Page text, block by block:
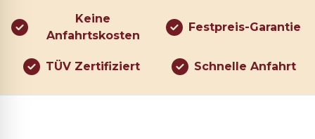
Keine
Anfahrtskosten
Festpreis-Garantie
TÜV Zertifiziert Schnelle Anfahrt